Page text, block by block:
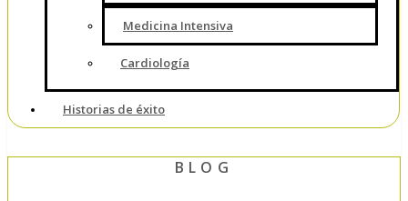
Medicina Intensiva
Cardiología
Historias de éxito
BLOG